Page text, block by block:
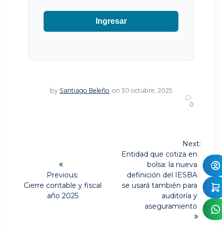
Ingresar
by Santiago Beleño on 30 octubre, 2025
0
entradas
Previous:
Previous
Cierre contable y fiscal
año 2025
Next:
Next
Entidad que cotiza en
bolsa: la nueva
definición del IESBA
se usará también para
auditoría y
aseguramiento